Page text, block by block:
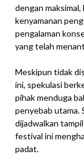
dengan
kenyamanan
pengalaman
yang telah
Meskipun tidak
ini, spekulasi
pihak menduga
penyebab utama.
dijadwalkan
festival ini
padat.